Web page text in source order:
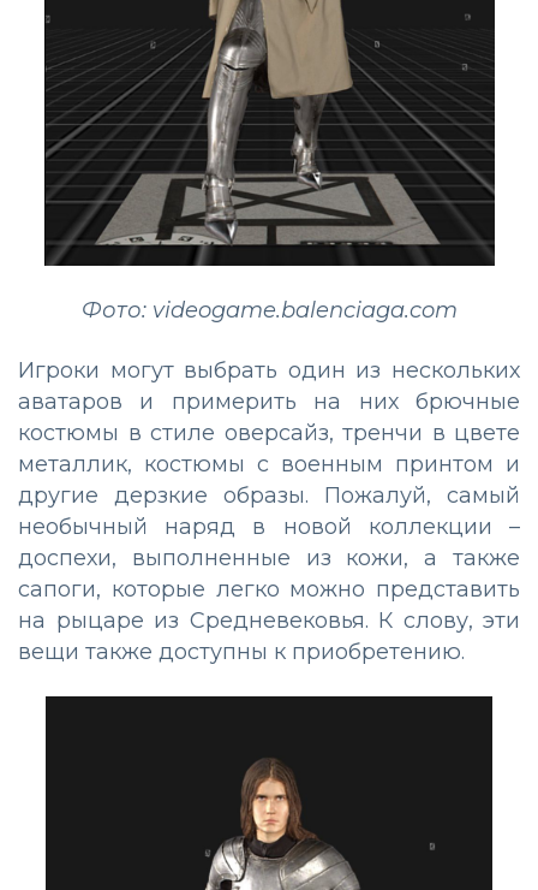
Фото: videogame.balenciaga.com
Игроки могут выбрать один из нескольких
аватаров и примерить на них брючные
костюмы в стиле оверсайз, тренчи в цвете
металлик, костюмы с военным принтом и
другие дерзкие образы. Пожалуй, самый
необычный наряд в новой коллекции –
доспехи, выполненные из кожи, а также
сапоги, которые легко можно представить
на рыцаре из Средневековья. К слову, эти
вещи также доступны к приобретению.